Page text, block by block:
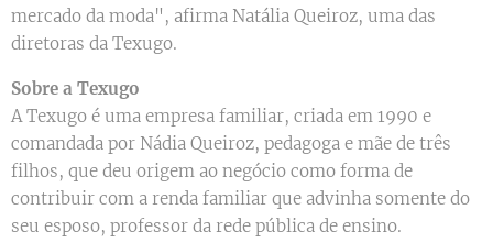
mercado da moda", afirma Natália Queiroz, uma das
diretoras da Texugo.
Sobre a Texugo
A Texugo é uma empresa familiar, criada em 1990 e
comandada por Nádia Queiroz, pedagoga e mãe de três
filhos, que deu origem ao negócio como forma de
contribuir com a renda familiar que advinha somente do
seu esposo, professor da rede pública de ensino.